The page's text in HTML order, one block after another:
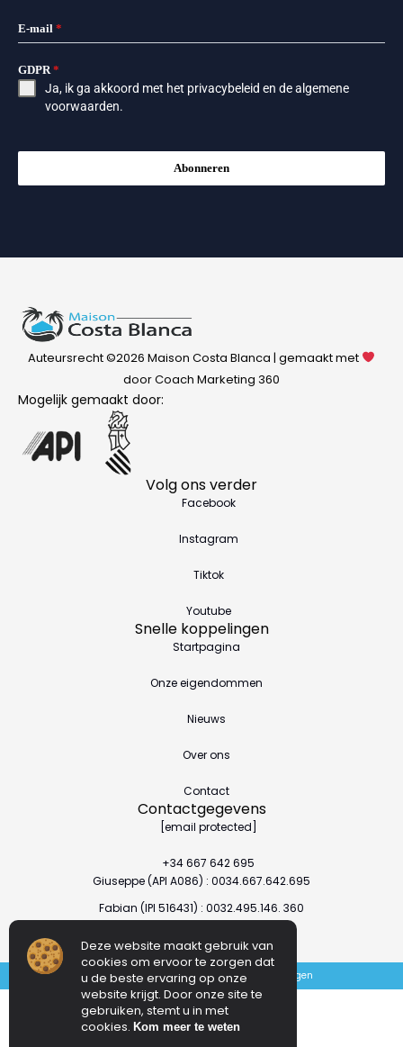
E-mail *
GDPR*
Ja, ik ga akkoord met het privacybeleid en dealgemene
voorwaarden.
Abonneren
Auteursrecht ©2026 Maison Costa Blanca | gemaakt met
door Coach Marketing 360
Mogelijk gemaakt door:
Volg ons verder
Facebook
Instagram
Tiktok
Youtube
Contactgegevens
[email protected]
+34 667 642 695
Giuseppe (API A086) : 0034.667.642.695
Fabian (IPI 516431) : 0032.495.146. 360
Snelle koppelingen
Startpagina
Onze eigendommen
Nieuws
Over ons
Contact
SitemapPrivacybeleidJuridische mededelingen
Deze website maakt gebruik van
cookies om ervoor te zorgen dat
u de beste ervaring op onze
website krijgt. Door onze site te
gebruiken, stemt u in met
cookies. Kom meer te weten